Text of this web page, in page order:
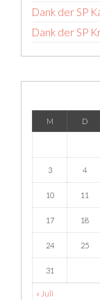
Dank der SP
Dank der SP
M D
3 4
10 11
17 18
24 25
31
« Juli